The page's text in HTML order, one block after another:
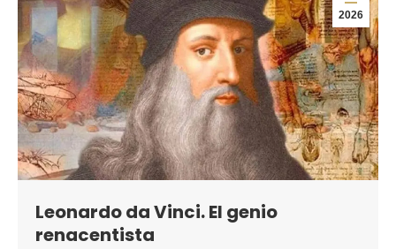
2026
Leonardo da Vinci. El genio
renacentista